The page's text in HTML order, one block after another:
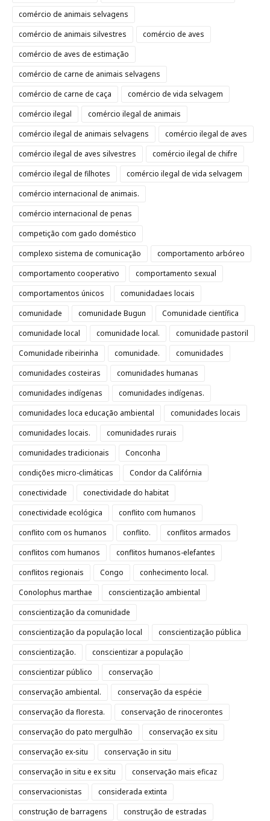
comércio de animais selvagens
comércio de animais silvestres
comércio de aves
comércio de aves de estimação
comércio de carne de animais selvagens
comércio de carne de caça
comércio de vida selvagem
comércio ilegal
comércio ilegal de animais
comércio ilegal de animais selvagens
comércio ilegal de aves
comércio ilegal de aves silvestres
comércio ilegal de chifre
comércio ilegal de filhotes
comércio ilegal de vida selvagem
comércio internacional de animais.
comércio internacional de penas
competição com gado doméstico
complexo sistema de comunicação
comportamento arbóreo
comportamento cooperativo
comportamento sexual
comportamentos únicos
comunidadaes locais
comunidade
comunidade Bugun
Comunidade científica
comunidade local
comunidade local.
comunidade pastoril
Comunidade ribeirinha
comunidade.
comunidades
comunidades costeiras
comunidades humanas
comunidades indígenas
comunidades indígenas.
comunidades loca educação ambiental
comunidades locais
comunidades locais.
comunidades rurais
comunidades tradicionais
Conconha
condições micro-climáticas
Condor da Califórnia
conectividade
conectividade do habitat
conectividade ecológica
conflito com humanos
conflito com os humanos
conflito.
conflitos armados
conflitos com humanos
conflitos humanos-elefantes
conflitos regionais
Congo
conhecimento local.
Conolophus marthae
conscientização ambiental
conscientização da comunidade
conscientização da população local
conscientização pública
conscientização.
conscientizar a população
conscientizar público
conservação
conservação ambiental.
conservação da espécie
conservação da floresta.
conservação de rinocerontes
conservação do pato mergulhão
conservação ex situ
conservação ex-situ
conservação in situ
conservação in situ e ex situ
conservação mais eficaz
conservacionistas
considerada extinta
construção de barragens
construção de estradas